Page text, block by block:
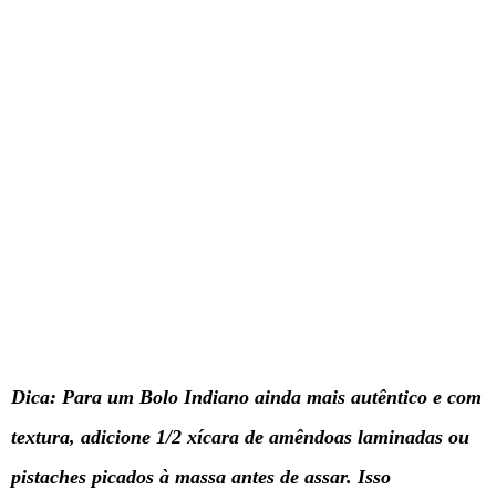
Dica: Para um Bolo Indiano ainda mais autêntico e com
textura, adicione 1/2 xícara de amêndoas laminadas ou
pistaches picados à massa antes de assar. Isso